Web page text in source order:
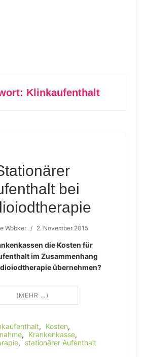
Klinkaufenthalt
bei
Wobker / 2. November 2015
die Kosten für
im Zusammenhang
übernehmen?
(MEHR …)
, Kosten,
, Krankenkasse,
, stationärer Aufenthalt